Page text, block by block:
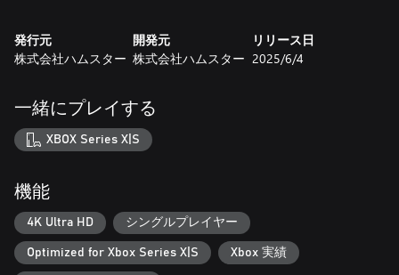
ーブスロットを複数実装した他、プレイをやり直すことができ
る巻き戻し機能や、すぐにゲームを始めたい方のためのクイッ
よりもオリジナルのアーケードゲームに近い挙動を再現するこ
とができるようになりました。
一時代を築いたアーケードゲームの名作を、より楽しく、よ
り使いやすくなった「アーケードアーカイブス2」でぜひお楽し
※オプションメニューやマニュアルは、日本語、英語、フラン
ス語、ドイツ語、イタリア語、スペイン語に対応しています。
発行元
株式会社ハムスター
開発元
株式会社ハムスター
リリース日
2025/6/4
一緒にプレイする
XBOX Series X|S
機能
4K Ultra HD シングルプレイヤー
Optimized for Xbox Series X|S Xbox 実績